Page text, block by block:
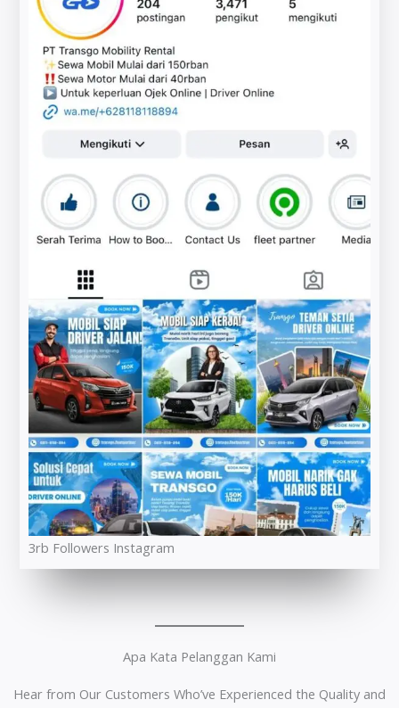
3rb Followers Instagram
Apa Kata Pelanggan Kami
Hear from Our Customers Who’ve Experienced the Quality and